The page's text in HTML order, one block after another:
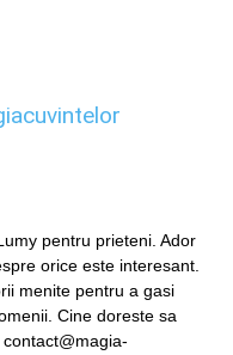
pentru prieteni. Ador
orice este interesant.
menite pentru a gasi
Cine doreste sa